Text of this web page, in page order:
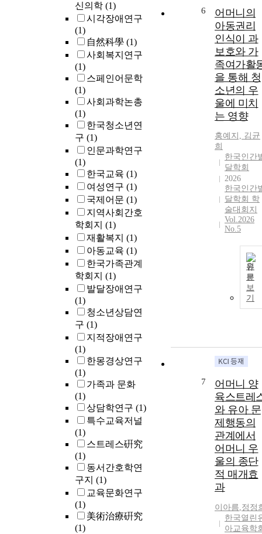
신의학 (1)
시각장애연구
(1)
自然科學 (1)
사회복지연구
(1)
스페인어문학
(1)
사회과학논총
(1)
한국청소년연
구 (1)
인문과학연구
(1)
한국교육 (1)
여성연구 (1)
국제어문 (1)
지역사회간호
학회지 (1)
재활복지 (1)
아동교육 (1)
한국가족관계
학회지 (1)
발달장애연구
(1)
청소년상담연
구 (1)
지적장애연구
(1)
한몽경상연구
(1)
가족과 문화
(1)
상담학연구 (1)
특수교육저널
(1)
스트레스硏究
(1)
동서간호학연
구지 (1)
교육문화연구
(1)
美術治療硏究
(1)
6
어머니의
아동권리
인식이 과
보호와 가
족여가활
을 통해 청
소년의 우
울에 미치
는 영향
홍예지, 김균
희
한국인간
달학회
2026
한국인간
달학회 학
술대회지
Vol.2026
No.5
원
문
보
기
7
어머니 양
육스트레
와 유아 문
제행동의
관계에서
어머니 우
울의 종단
적 매개효
과
이아름,정정
한국열린
아교육학